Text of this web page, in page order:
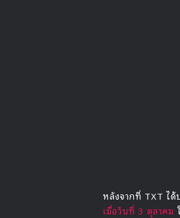
หลังจากที่ TXT ได้
เมื่อวันที่ 3 ตุลาคม